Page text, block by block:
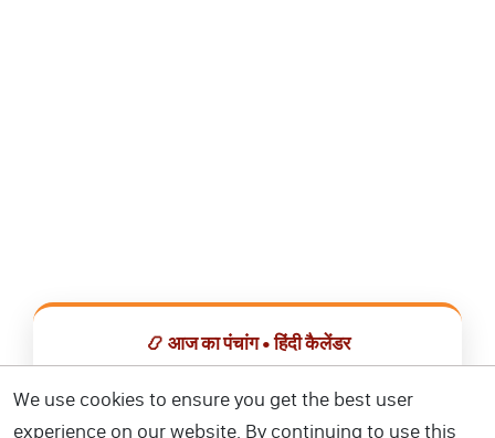
📿 आज का पंचांग • हिंदी कैलेंडर
We use cookies to ensure you get the best user
experience on our website. By continuing to use this